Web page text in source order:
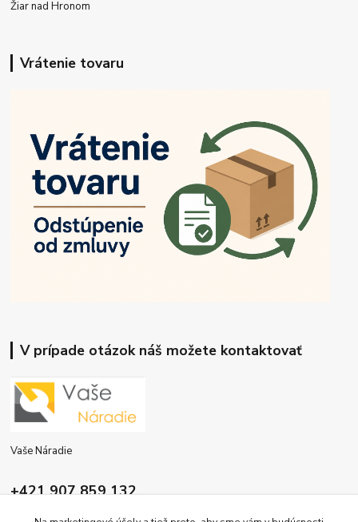
Žiar nad Hronom
Vrátenie tovaru
V prípade otázok náš možete kontaktovať
Vaše Náradie
+421 907 859 132